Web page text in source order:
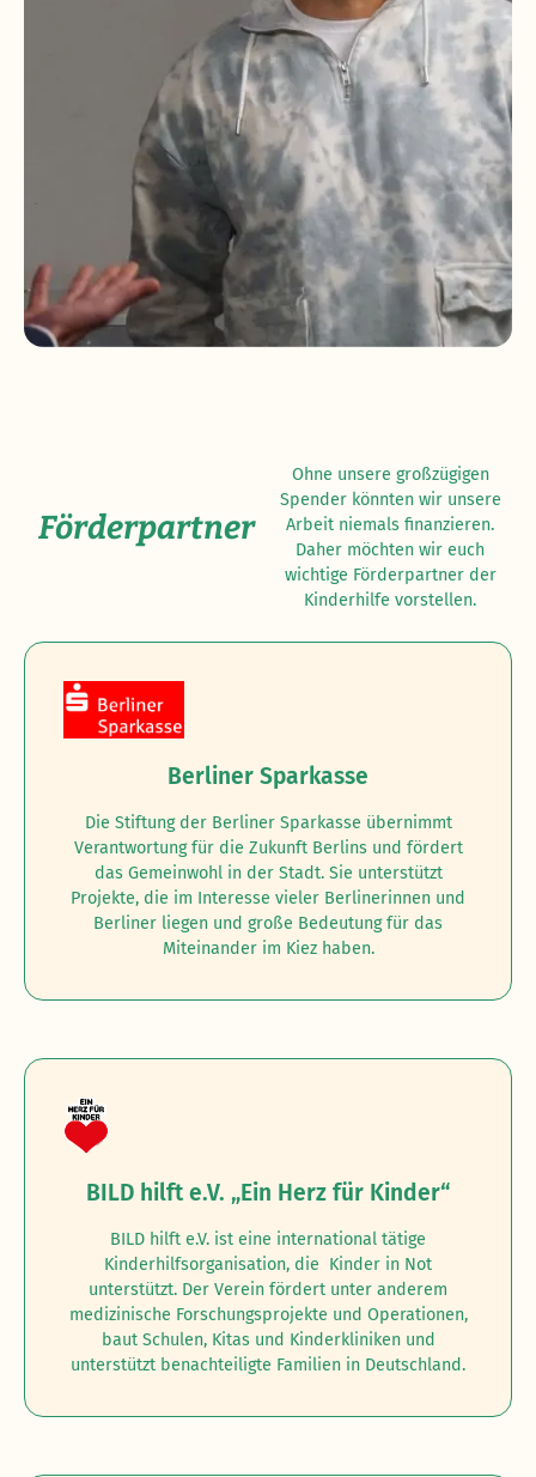
Förderpartner
Ohne unsere großzügigen
Spender könnten wir unsere
Arbeit niemals finanzieren.
Daher möchten wir euch
wichtige Förderpartner der
Kinderhilfe vorstellen.
Berliner Sparkasse
Die Stiftung der Berliner Sparkasse übernimmt
Verantwortung für die Zukunft Berlins und fördert
das Gemeinwohl in der Stadt. Sie unterstützt
Projekte, die im Interesse vieler Berlinerinnen und
Berliner liegen und große Bedeutung für das
Miteinander im Kiez haben.
BILD hilft e.V. „Ein Herz für Kinder“
BILD hilft e.V. ist eine international tätige
Kinderhilfsorganisation, die Kinder in Not
unterstützt. Der Verein fördert unter anderem
medizinische Forschungsprojekte und Operationen,
baut Schulen, Kitas und Kinderkliniken und
unterstützt benachteiligte Familien in Deutschland.